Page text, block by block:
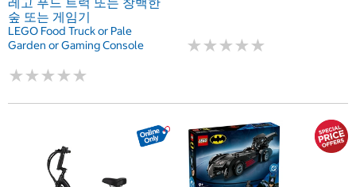
숲 또는 게임기
LEGO Food Truck or Pale
Garden or Gaming Console
★★★★★
★★★★★
★★★★★
★★★★★